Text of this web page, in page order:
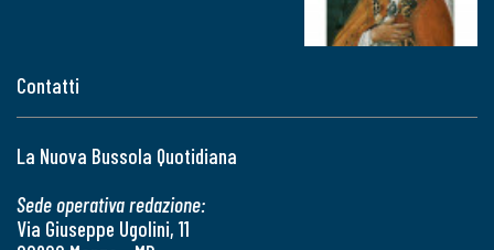
Contatti
La Nuova Bussola Quotidiana
Sede operativa redazione:
Via Giuseppe Ugolini, 11